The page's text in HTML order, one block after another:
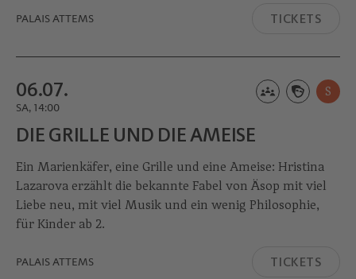
PALAIS ATTEMS TICKETS
06.07.
SA, 14:00
S
DIE GRILLE UND DIE AMEISE
Ein Marienkäfer, eine Grille und eine Ameise: Hristina
Lazarova erzählt die bekannte Fabel von Äsop mit viel
Liebe neu, mit viel Musik und ein wenig Philosophie,
für Kinder ab 2.
PALAIS ATTEMS TICKETS